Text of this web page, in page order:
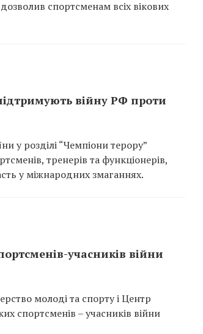
спортсменам всіх вікових
війну РФ проти
у розділі “Чемпіони терору”
тренерів та функціонерів,
у міжнародних змаганнях.
учасників війни
молоді та спорту і Центр
спортсменів – учасників війни